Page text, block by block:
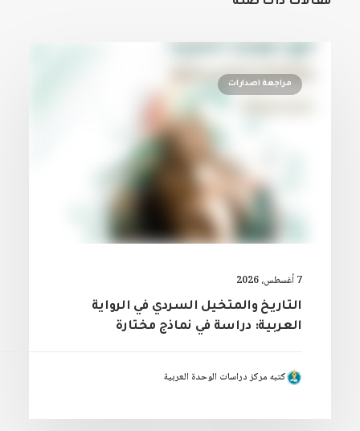
مراجعة اصدارات
7 أغسطس، 2026
التاريخ والمتخيل السردي في الرواية
العربية: دراسة في نماذج مختارة
كتبه مركز دراسات الوحدة العربية